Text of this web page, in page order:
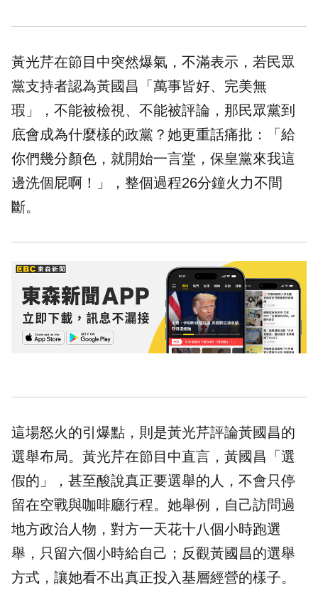
黃光芹在節目中突然爆氣，不滿表示，若民眾
黨支持者認為黃國昌「萬事皆好、完美無
瑕」，不能被檢視、不能被評論，那民眾黨到
底會成為什麼樣的政黨？她更重話痛批：「給
你們幾分顏色，就開始一言堂，保皇黨來我這
邊洗個屁啊！」，整個過程26分鐘火力不間
斷。
這場怒火的引爆點，則是黃光芹評論黃國昌的
選舉布局。黃光芹在節目中直言，黃國昌「選
假的」，甚至酸說真正要選舉的人，不會只停
留在空戰與咖啡廳行程。她舉例，自己訪問過
地方政治人物，對方一天花十八個小時跑選
舉，只留六個小時給自己；反觀黃國昌的選舉
方式，讓她看不出真正投入基層經營的樣子。